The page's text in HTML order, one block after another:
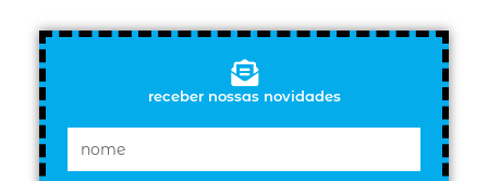
receber nossas novidades